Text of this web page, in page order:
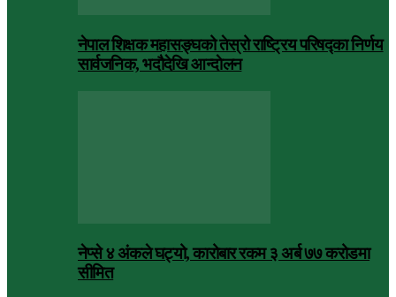
नेपाल शिक्षक महासङ्घको तेस्रो राष्ट्रिय परिषद्का निर्णय
सार्वजनिक, भदाैदेखि आन्दाेलन
नेप्से ४ अंकले घट्यो, कारोबार रकम ३ अर्ब ७७ करोडमा
सीमित